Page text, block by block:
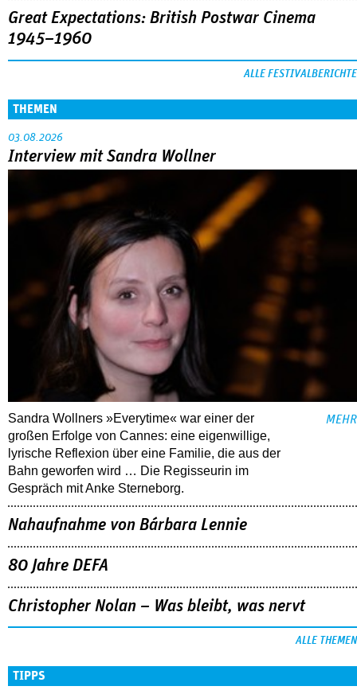
Great Expectations: British Postwar Cinema
1945–1960
ALLE FESTIVALBERICHTE
THEMEN
03.08.2026
Interview mit Sandra Wollner
Sandra Wollners »Everytime« war einer der
großen Erfolge von Cannes: eine eigenwillige,
lyrische Reflexion über eine ­Familie, die aus der
Bahn geworfen wird … Die Regisseurin im
Gespräch mit Anke Sterneborg.
MEHR
Nahaufnahme von Bárbara Lennie
80 Jahre DEFA
Christopher Nolan – Was bleibt, was nervt
ALLE THEMEN
TIPPS